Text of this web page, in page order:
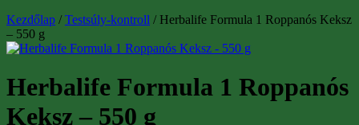
Kezdőlap /Testsúly-kontroll / Herbalife Formula 1 Roppanós Keksz
– 550 g
Herbalife Formula 1 Roppanós
Keksz – 550 g